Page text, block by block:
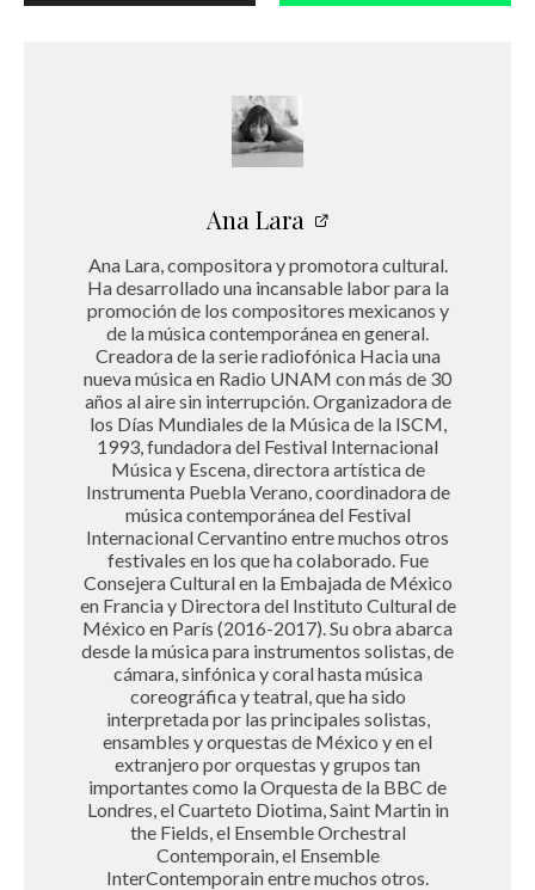
Ana Lara
Ana Lara, compositora y promotora cultural.
Ha desarrollado una incansable labor para la
promoción de los compositores mexicanos y
de la música contemporánea en general.
Creadora de la serie radiofónica Hacia una
nueva música en Radio UNAM con más de 30
años al aire sin interrupción. Organizadora de
los Días Mundiales de la Música de la ISCM,
1993, fundadora del Festival Internacional
Música y Escena, directora artística de
Instrumenta Puebla Verano, coordinadora de
música contemporánea del Festival
Internacional Cervantino entre muchos otros
festivales en los que ha colaborado. Fue
Consejera Cultural en la Embajada de México
en Francia y Directora del Instituto Cultural de
México en París (2016-2017). Su obra abarca
desde la música para instrumentos solistas, de
cámara, sinfónica y coral hasta música
coreográfica y teatral, que ha sido
interpretada por las principales solistas,
ensambles y orquestas de México y en el
extranjero por orquestas y grupos tan
importantes como la Orquesta de la BBC de
Londres, el Cuarteto Diotima, Saint Martin in
the Fields, el Ensemble Orchestral
Contemporain, el Ensemble
InterContemporain entre muchos otros.